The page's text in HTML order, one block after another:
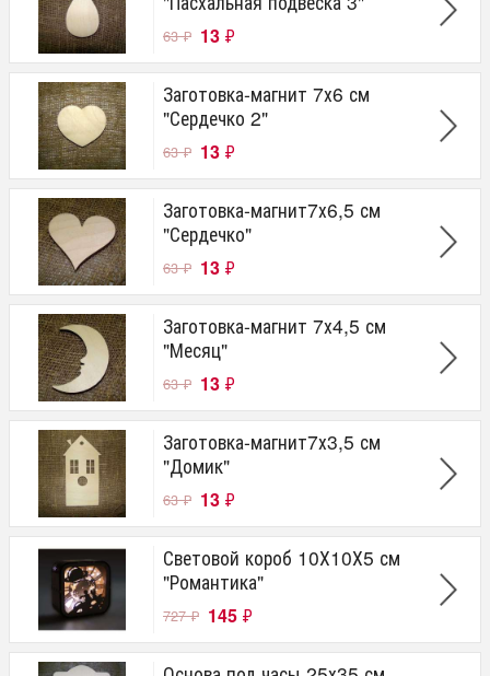
63₽ 13 ₽
Заготовка-магнит 7х6 см
"Сердечко 2"
63₽ 13 ₽
Заготовка-магнит7х6,5 см
"Сердечко"
63₽ 13 ₽
Заготовка-магнит 7х4,5 см
"Месяц"
63₽ 13 ₽
Заготовка-магнит7х3,5 см
"Домик"
63₽ 13 ₽
Световой короб 10Х10Х5 см
"Романтика"
727₽ 145 ₽